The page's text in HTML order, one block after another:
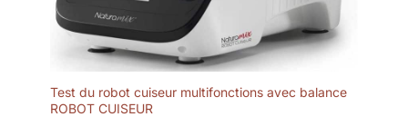
Test du robot cuiseur multifonctions avec balance
ROBOT CUISEUR